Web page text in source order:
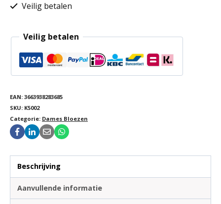
Veilig betalen
Veilig betalen
EAN: 3663938283685
SKU: K5002
Categorie: Dames Bloezen
Beschrijving
Aanvullende informatie